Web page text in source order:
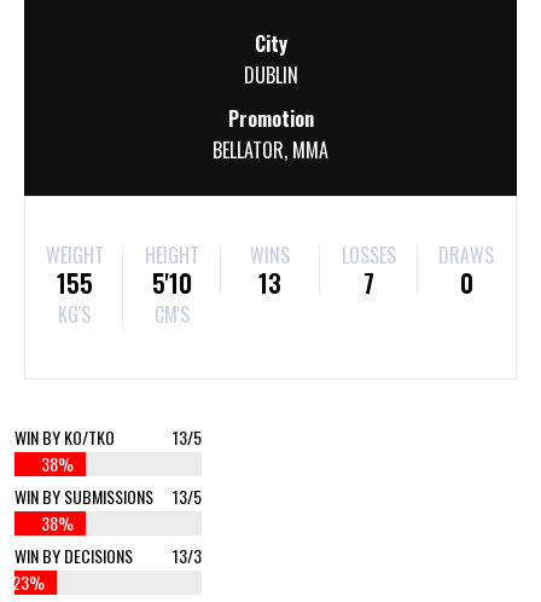
City
DUBLIN
Promotion
BELLATOR, MMA
WEIGHT
155
KG'S
HEIGHT
5'10
CM'S
WINS
13
LOSSES
7
DRAWS
0
WIN BY KO/TKO
13/5
38%
WIN BY SUBMISSIONS
13/5
38%
WIN BY DECISIONS
13/3
23%